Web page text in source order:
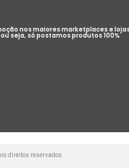
nos maiores marketplaces e
seja, só postamos produtos 100%
direitos reservados